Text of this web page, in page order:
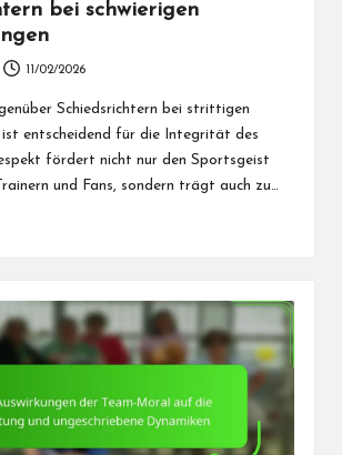
bei schwierigen
11/02/2026
Schiedsrichtern bei strittigen
ist entscheidend für die Integrität des
fördert nicht nur den Sportsgeist
und Fans, sondern trägt auch zu…